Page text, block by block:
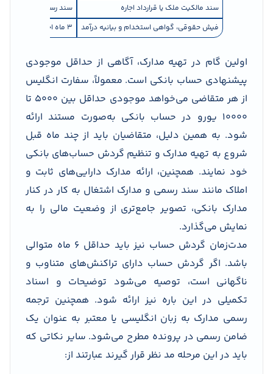
سند مالکیت ملک یا قرارداد اجاره
سند رسمی معتبر
فیش حقوقی، گواهی استخدام و بیانیه درآمد
۳ ماه اخیر
اولین گام در تهیه مدارک، آگاهی از حداقل موجودی
پیشنهادی حساب بانکی است. معمولاً، سفارت انگلیس
از هر متقاضی می‌خواهد موجودی حداقل بین ۵۰۰۰ تا
۱۰۰۰۰ یورو در حساب بانکی به‌صورت مستند ارائه
شود. به همین دلیل، متقاضیان باید از چند ماه قبل
شروع به تهیه مدارک و تنظیم گردش حساب‌های بانکی
خود نمایند. همچنین، ارائه مدارک دارایی‌های ثابت و
املاک مانند سند رسمی و مدارک اشتغال به کار در کنار
مدارک بانکی، تصویر جامع‌تری از وضعیت مالی را به
نمایش می‌گذارد.
مدت‌زمان گردش حساب نیز باید حداقل ۶ ماه متوالی
باشد. اگر گردش حساب دارای تراکنش‌های متناوب و
ناگهانی است، توصیه می‌شود توضیحات و اسناد
تکمیلی در این باره نیز ارائه شود. همچنین ترجمه
رسمی مدارک به زبان انگلیسی یا معتبر به عنوان یک
ضامن رسمی در پرونده مطرح می‌شود. سایر نکاتی که
باید در این مرحله مد نظر قرار گیرند عبارتند از: